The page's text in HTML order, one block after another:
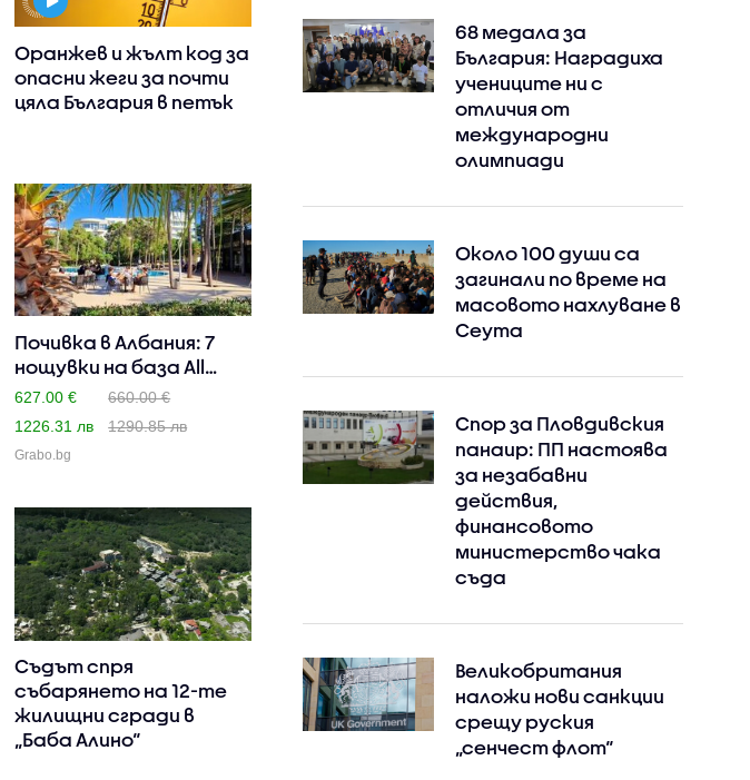
Оранжев и жълт код за
опасни жеги за почти
цяла България в петък
Почивка в Албания: 7
нощувки на база All
Inc..
627.00 €
660.00 €
1226.31 лв
1290.85 лв
Grabo.bg
Съдът спря
събарянето на 12-те
жилищни сгради в
„Баба Алино“
68 медала за
България: Наградиха
учениците ни с
отличия от
международни
олимпиади
Около 100 души са
загинали по време на
масовото нахлуване в
Сеута
Спор за Пловдивския
панаир: ПП настоява
за незабавни
действия,
финансовото
министерство чака
съда
Великобритания
наложи нови санкции
срещу руския
„сенчест флот“